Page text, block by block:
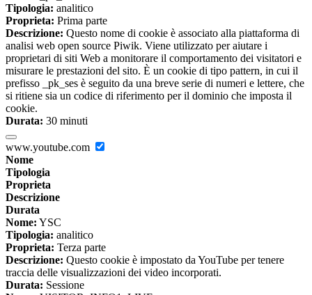
Tipologia: analitico
Proprieta: Prima parte
Descrizione: Questo nome di cookie è associato alla piattaforma di
analisi web open source Piwik. Viene utilizzato per aiutare i
proprietari di siti Web a monitorare il comportamento dei visitatori e
misurare le prestazioni del sito. È un cookie di tipo pattern, in cui il
prefisso _pk_ses è seguito da una breve serie di numeri e lettere, che
si ritiene sia un codice di riferimento per il dominio che imposta il
cookie.
Durata: 30 minuti
www.youtube.com
Nome
Tipologia
Proprieta
Descrizione
Durata
Nome: YSC
Tipologia: analitico
Proprieta: Terza parte
Descrizione: Questo cookie è impostato da YouTube per tenere
traccia delle visualizzazioni dei video incorporati.
Durata: Sessione